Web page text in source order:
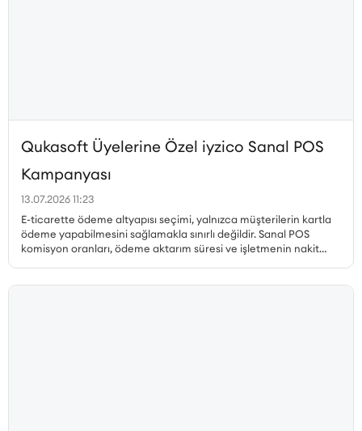
Qukasoft Üyelerine Özel iyzico Sanal POS
Kampanyası
13.07.2026 11:23
E-ticarette ödeme altyapısı seçimi, yalnızca müşterilerin kartla
ödeme yapabilmesini sağlamakla sınırlı değildir. Sanal POS
komisyon oranları, ödeme aktarım süresi ve işletmenin nakit